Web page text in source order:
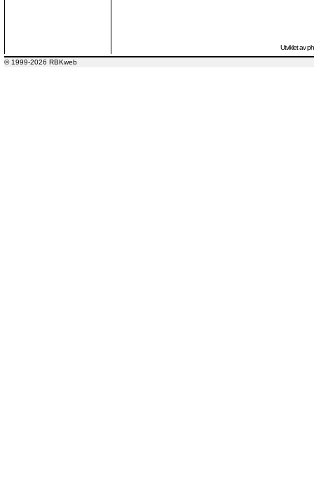
Utviklet av
© 1999-2026 RBKweb